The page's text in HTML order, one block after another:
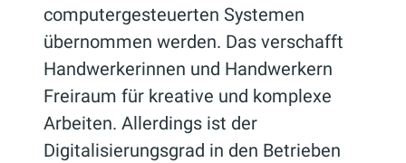
computergesteuerten Systemen
übernommen werden. Das verschafft
Handwerkerinnen und Handwerkern
Freiraum für kreative und komplexe
Arbeiten. Allerdings ist der
Digitalisierungsgrad in den Betrieben